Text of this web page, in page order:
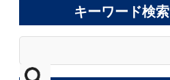
キーワード検索